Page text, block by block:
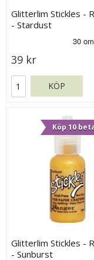
Glitterlim Stickles -
- Stardust
39 kr
KÖP
Köp 10
Glitterlim Stickles -
- Sunburst